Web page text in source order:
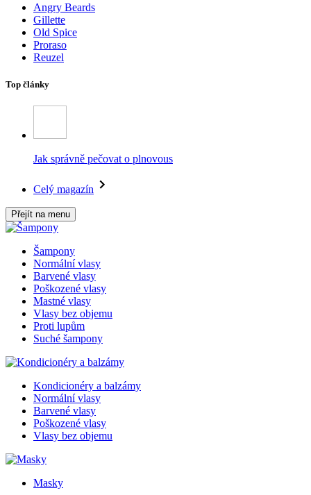
Angry Beards
Gillette
Old Spice
Proraso
Reuzel
Top články
Jak správně pečovat o plnovous
Celý magazín
Přejít na menu
Šampony
Normální vlasy
Barvené vlasy
Poškozené vlasy
Mastné vlasy
Vlasy bez objemu
Proti lupům
Suché šampony
Kondicionéry a balzámy
Normální vlasy
Barvené vlasy
Poškozené vlasy
Vlasy bez objemu
Masky